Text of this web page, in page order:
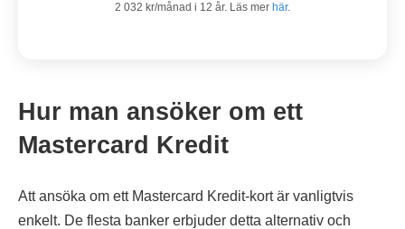
2 032 kr/månad i 12 år. Läs mer här.
Hur man ansöker om ett
Mastercard Kredit
Att ansöka om ett Mastercard Kredit-kort är vanligtvis
enkelt. De flesta banker erbjuder detta alternativ och